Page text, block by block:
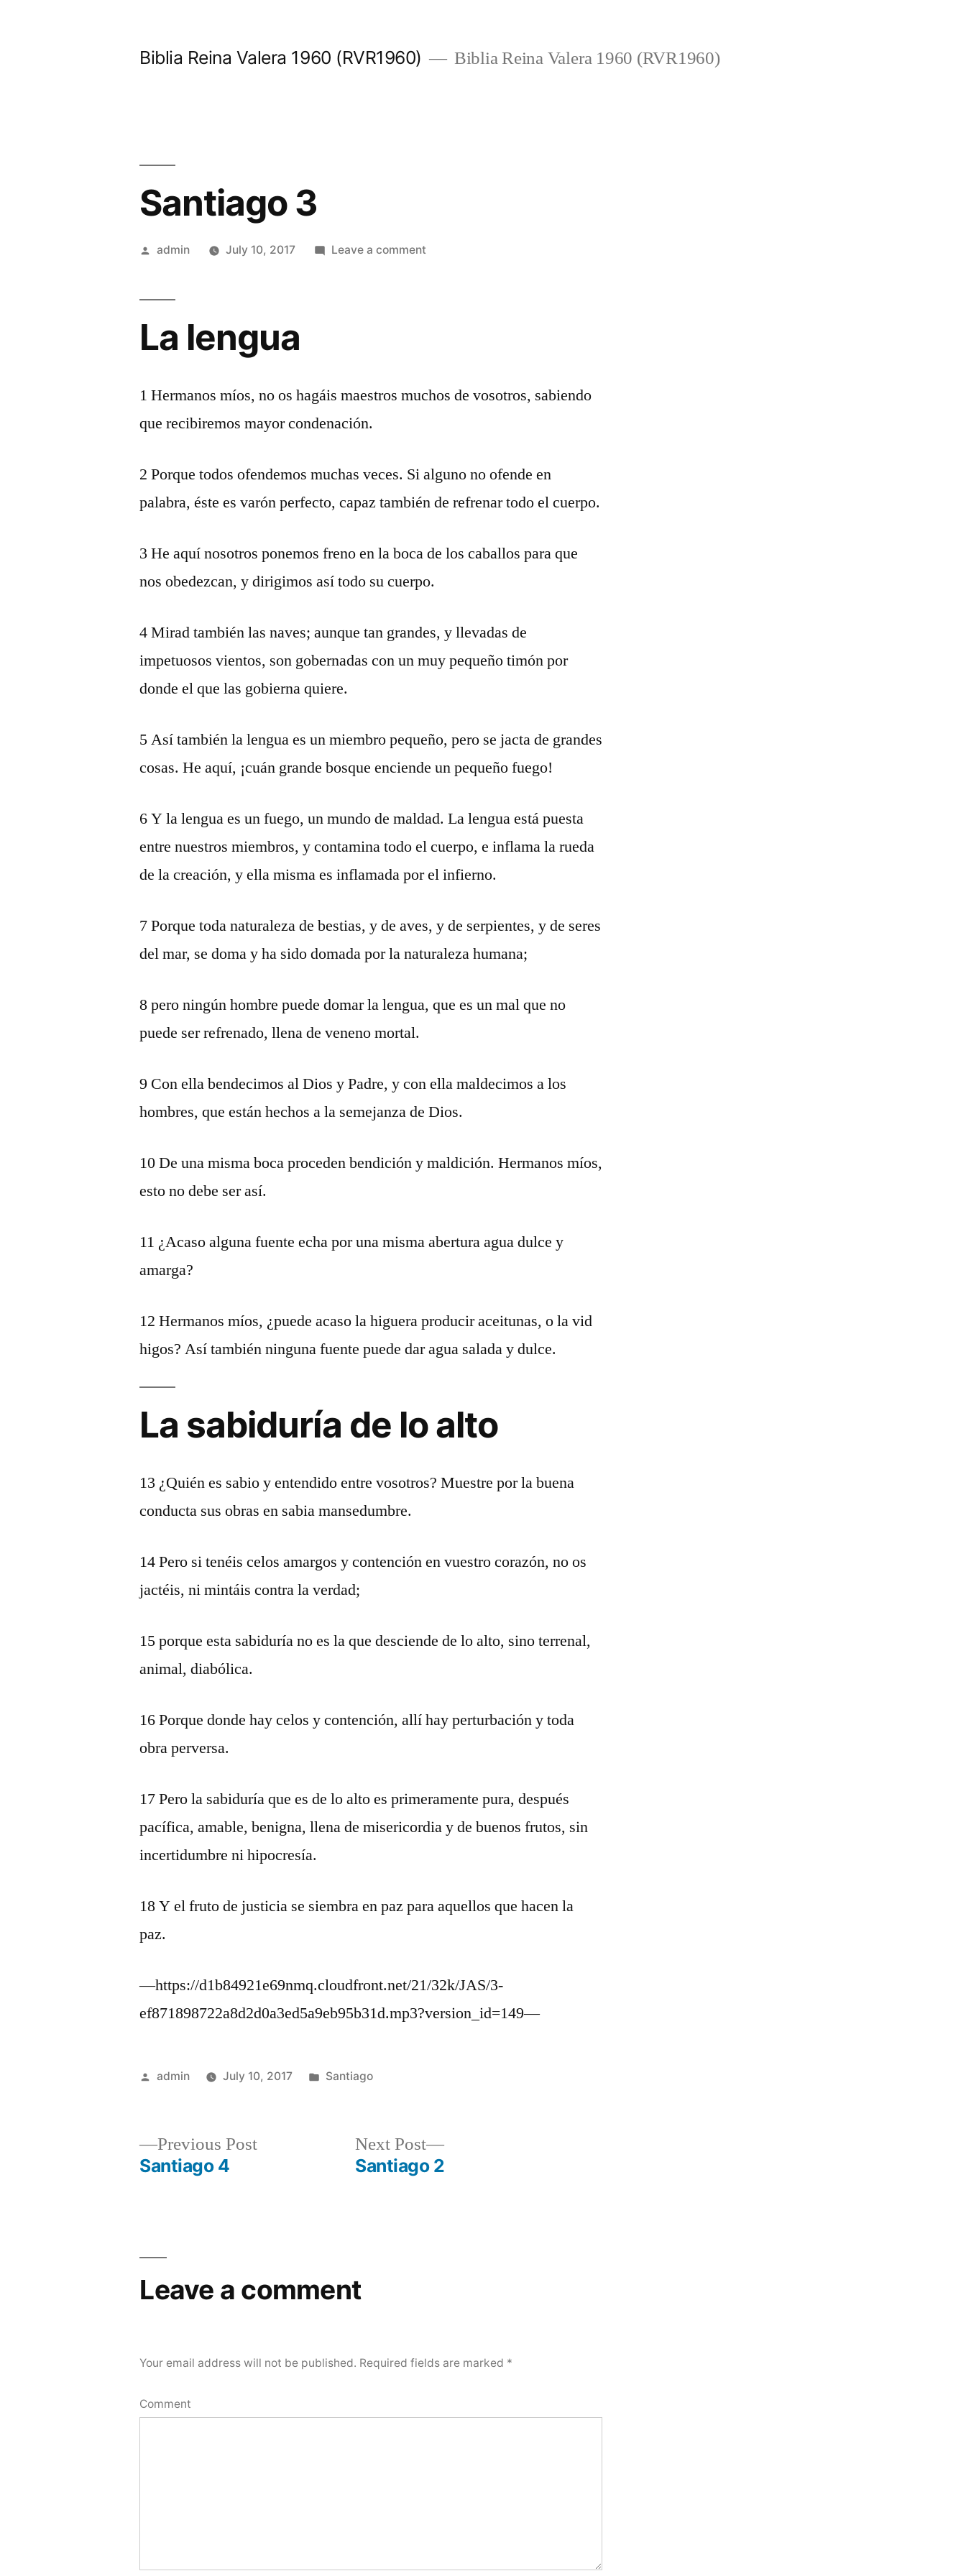
Biblia Reina Valera 1960 (RVR1960) Biblia Reina Valera 1960 (RVR1960)
Santiago 3
Posted
admin July 10, 2017 Leave a commenton
La lengua
1 Hermanos míos, no os hagáis maestros muchos de vosotros, sabiendo
que recibiremos mayor condenación.
2 Porque todos ofendemos muchas veces. Si alguno no ofende en
palabra, éste es varón perfecto, capaz también de refrenar todo el cuerpo.
3 He aquí nosotros ponemos freno en la boca de los caballos para que
nos obedezcan, y dirigimos así todo su cuerpo.
4 Mirad también las naves; aunque tan grandes, y llevadas de
impetuosos vientos, son gobernadas con un muy pequeño timón por
donde el que las gobierna quiere.
5 Así también la lengua es un miembro pequeño, pero se jacta de grandes
cosas. He aquí, ¡cuán grande bosque enciende un pequeño fuego!
6 Y la lengua es un fuego, un mundo de maldad. La lengua está puesta
entre nuestros miembros, y contamina todo el cuerpo, e inflama la rueda
de la creación, y ella misma es inflamada por el infierno.
7 Porque toda naturaleza de bestias, y de aves, y de serpientes, y de seres
del mar, se doma y ha sido domada por la naturaleza humana;
8 pero ningún hombre puede domar la lengua, que es un mal que no
puede ser refrenado, llena de veneno mortal.
9 Con ella bendecimos al Dios y Padre, y con ella maldecimos a los
hombres, que están hechos a la semejanza de Dios.
10 De una misma boca proceden bendición y maldición. Hermanos míos,
esto no debe ser así.
11 ¿Acaso alguna fuente echa por una misma abertura agua dulce y
amarga?
12 Hermanos míos, ¿puede acaso la higuera producir aceitunas, o la vid
higos? Así también ninguna fuente puede dar agua salada y dulce.
La sabiduría de lo alto
13 ¿Quién es sabio y entendido entre vosotros? Muestre por la buena
conducta sus obras en sabia mansedumbre.
14 Pero si tenéis celos amargos y contención en vuestro corazón, no os
jactéis, ni mintáis contra la verdad;
15 porque esta sabiduría no es la que desciende de lo alto, sino terrenal,
animal, diabólica.
16 Porque donde hay celos y contención, allí hay perturbación y toda
obra perversa.
17 Pero la sabiduría que es de lo alto es primeramente pura, después
pacífica, amable, benigna, llena de misericordia y de buenos frutos, sin
incertidumbre ni hipocresía.
18 Y el fruto de justicia se siembra en paz para aquellos que hacen la
paz.
—https://d1b84921e69nmq.cloudfront.net/21/32k/JAS/3-
ef871898722a8d2d0a3ed5a9eb95b31d.mp3?version_id=149—
Posted
admin July 10, 2017
Posted
Santiago
Previous PostPrevious
Santiago 4
Next Post
Next
post:
Santiago 2
Leave a comment
Your email address will not be published. Required fields are marked *
Comment